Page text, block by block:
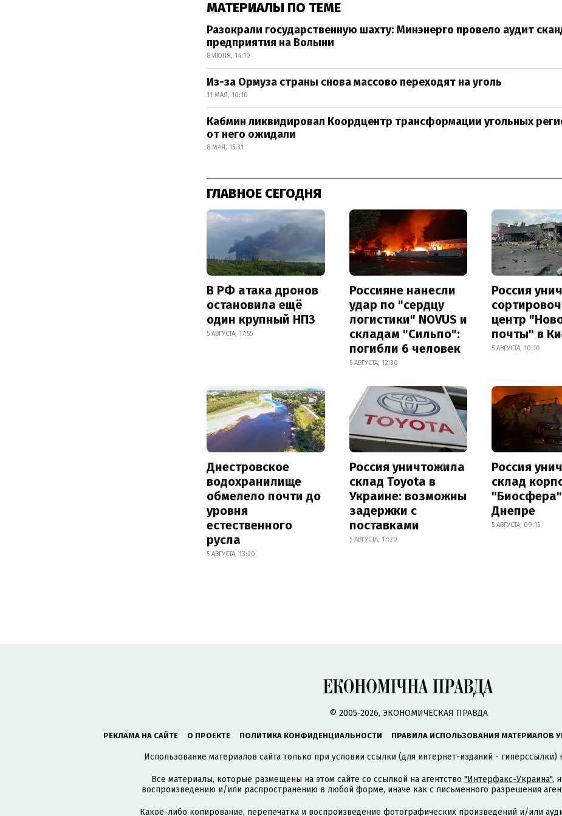
МАТЕРИАЛЫ ПО ТЕМЕ
Разокрали государственную шахту: Минэнерго провело аудит
предприятия на Волыни
8 ИЮНЯ, 14:10
Из-за Ормуза страны снова массово переходят на уголь
11 МАЯ, 10:10
Кабмин ликвидировал Коордцентр трансформации угольных
от него ожидали
8 МАЯ, 15:31
ГЛАВНОЕ СЕГОДНЯ
В РФ атака дронов
остановила ещё
один крупный НПЗ
5 АВГУСТА, 17:55
Россияне нанесли
удар по "сердцу
логистики" NOVUS и
складам "Сильпо":
погибли 6 человек
5 АВГУСТА, 12:30
Россия
центр
почты" в
5 АВГУСТА, 10:10
Днестровское
водохранилище
обмелело почти до
уровня
естественного
русла
5 АВГУСТА, 13:20
Россия уничтожила
склад Toyota в
Украине: возможны
задержки с
поставками
5 АВГУСТА, 17:20
Россия
склад
Днепре
5 АВГУСТА, 09:15
© 2005-2026, ЭКОНОМИЧЕСКАЯ ПРАВДА
РЕКЛАМА НА САЙТЕ О ПРОЕКТЕ ПОЛИТИКА КОНФИДЕНЦИАЛЬНОСТИ ПРАВИЛА ИСПОЛЬЗОВАНИЯ МАТЕРИАЛОВ
Использование материалов сайта только при условии ссылки (для интернет-изданий - гиперссылки)
Все материалы, которые размещены на этом сайте со ссылкой на агентство "Интерфакс-Украина",
воспроизведению и/или распространению в любой форме, иначе как с письменного разрешения
Какое-либо копирование, перепечатка и воспроизведение фотографических произведений и/или